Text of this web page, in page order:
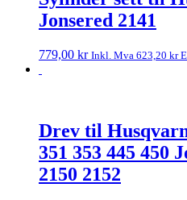
Jonsered 2141
779,00 kr Inkl. Mva 623,20 kr
Drev til
351 353 445 450
2150 2152